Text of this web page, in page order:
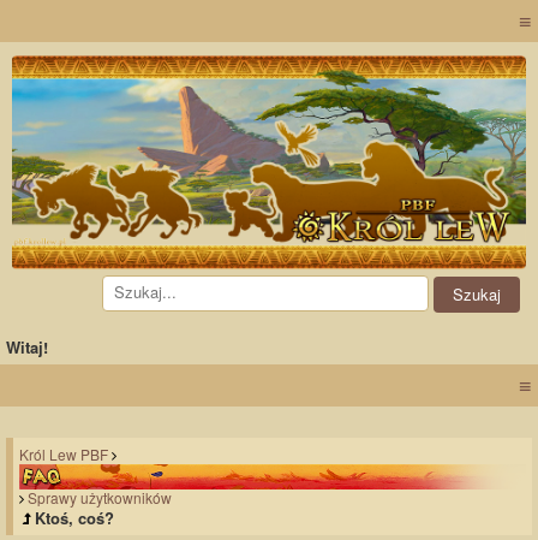
≡
Witaj!
≡
Król Lew PBF
Sprawy użytkowników
Ktoś, coś?